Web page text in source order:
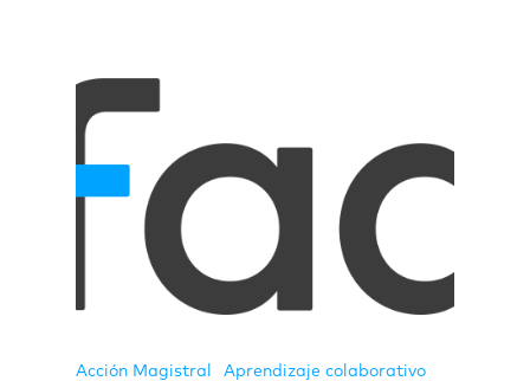
Acción Magistral Aprendizaje colaborativo